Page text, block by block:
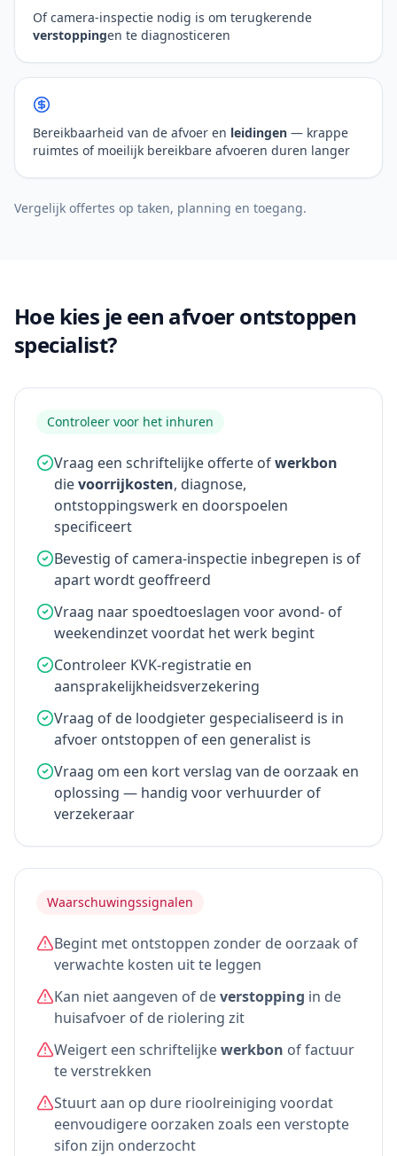
Of camera-inspectie nodig is om terugkerende
verstoppingen te diagnosticeren
Bereikbaarheid van de afvoer en leidingen — krappe
ruimtes of moeilijk bereikbare afvoeren duren langer
Vergelijk offertes op taken, planning en toegang.
Hoe kies je een afvoer ontstoppen
specialist?
Controleer voor het inhuren
Vraag een schriftelijke offerte ofwerkbon
dievoorrijkosten, diagnose,
ontstoppingswerk en doorspoelen
specificeert
Bevestig of camera-inspectie inbegrepen is of
apart wordt geoffreerd
Vraag naar spoedtoeslagen voor avond- of
weekendinzet voordat het werk begint
Controleer KVK-registratie en
aansprakelijkheidsverzekering
Vraag of de loodgieter gespecialiseerd is in
afvoer ontstoppen of een generalist is
Vraag om een kort verslag van de oorzaak en
oplossing — handig voor verhuurder of
verzekeraar
Waarschuwingssignalen
Begint met ontstoppen zonder de oorzaak of
verwachte kosten uit te leggen
Kan niet aangeven of deverstopping in de
huisafvoer of de riolering zit
Weigert een schriftelijkewerkbon of factuur
te verstrekken
Stuurt aan op dure rioolreiniging voordat
eenvoudigere oorzaken zoals een verstopte
sifon zijn onderzocht